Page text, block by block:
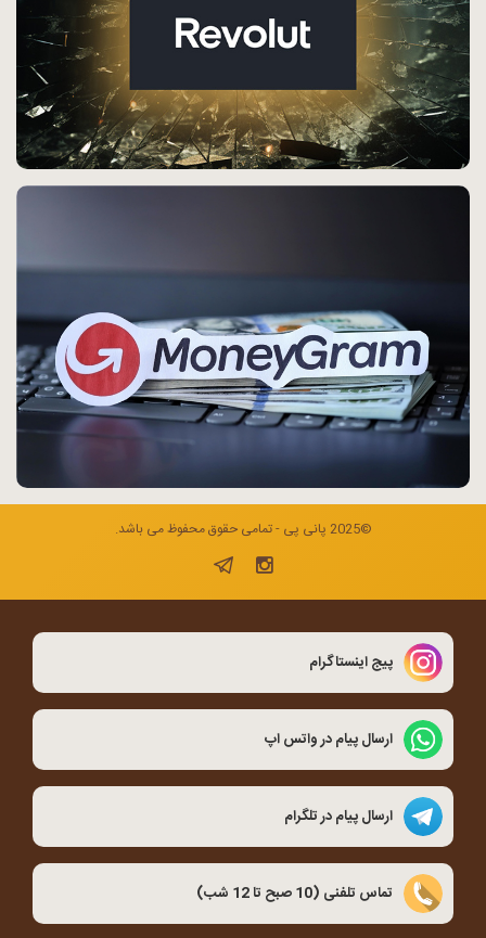
©2025 پانی پی - تمامی حقوق محفوظ می باشد.
پیج اینستاگرام
ارسال پیام در واتس اپ
ارسال پیام در تلگرام
تماس تلفنی (10 صبح تا 12 شب)